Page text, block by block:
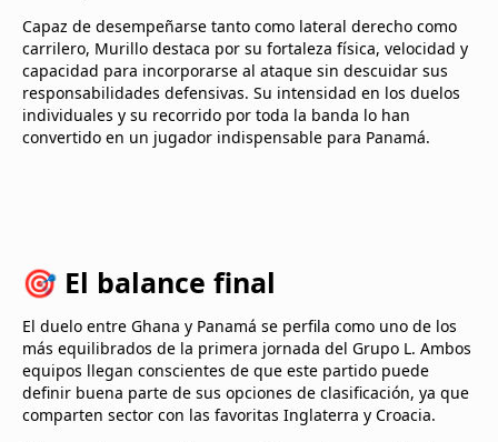
Capaz de desempeñarse tanto como lateral derecho como
carrilero, Murillo destaca por su fortaleza física, velocidad y
capacidad para incorporarse al ataque sin descuidar sus
responsabilidades defensivas. Su intensidad en los duelos
individuales y su recorrido por toda la banda lo han
convertido en un jugador indispensable para Panamá.
🎯 El balance final
El duelo entre Ghana y Panamá se perfila como uno de los
más equilibrados de la primera jornada del Grupo L. Ambos
equipos llegan conscientes de que este partido puede
definir buena parte de sus opciones de clasificación, ya que
comparten sector con las favoritas Inglaterra y Croacia.